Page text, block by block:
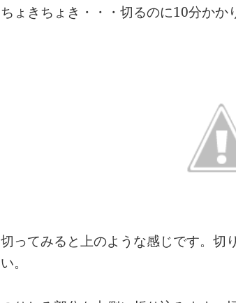
ちょきちょき・・・切るのに10分かか
切ってみると上のような感じです。切
い。